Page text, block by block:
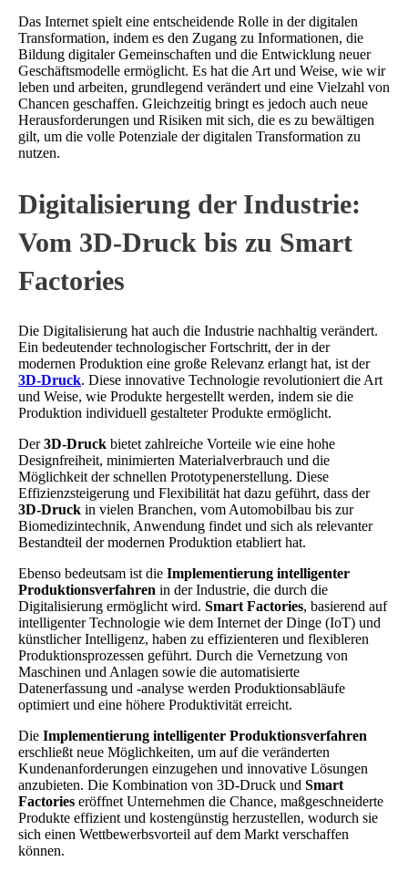
Das Internet spielt eine entscheidende Rolle in der digitalen
Transformation, indem es den Zugang zu Informationen, die
Bildung digitaler Gemeinschaften und die Entwicklung neuer
Geschäftsmodelle ermöglicht. Es hat die Art und Weise, wie wir
leben und arbeiten, grundlegend verändert und eine Vielzahl von
Chancen geschaffen. Gleichzeitig bringt es jedoch auch neue
Herausforderungen und Risiken mit sich, die es zu bewältigen
gilt, um die volle Potenziale der digitalen Transformation zu
nutzen.
Digitalisierung der Industrie:
Vom 3D-Druck bis zu Smart
Factories
Die Digitalisierung hat auch die Industrie nachhaltig verändert.
Ein bedeutender technologischer Fortschritt, der in der
modernen Produktion eine große Relevanz erlangt hat, ist der
3D-Druck. Diese innovative Technologie revolutioniert die Art
und Weise, wie Produkte hergestellt werden, indem sie die
Produktion individuell gestalteter Produkte ermöglicht.
Der3D-Druck bietet zahlreiche Vorteile wie eine hohe
Designfreiheit, minimierten Materialverbrauch und die
Möglichkeit der schnellen Prototypenerstellung. Diese
Effizienzsteigerung und Flexibilität hat dazu geführt, dass der
3D-Druck in vielen Branchen, vom Automobilbau bis zur
Biomedizintechnik, Anwendung findet und sich als relevanter
Bestandteil der modernen Produktion etabliert hat.
Ebenso bedeutsam ist die Implementierung intelligenter
Produktionsverfahren in der Industrie, die durch die
Digitalisierung ermöglicht wird. Smart Factories, basierend auf
intelligenter Technologie wie dem Internet der Dinge (IoT) und
künstlicher Intelligenz, haben zu effizienteren und flexibleren
Produktionsprozessen geführt. Durch die Vernetzung von
Maschinen und Anlagen sowie die automatisierte
Datenerfassung und -analyse werden Produktionsabläufe
optimiert und eine höhere Produktivität erreicht.
Die Implementierung intelligenter Produktionsverfahren
erschließt neue Möglichkeiten, um auf die veränderten
Kundenanforderungen einzugehen und innovative Lösungen
anzubieten. Die Kombination von 3D-Druck und Smart
Factories eröffnet Unternehmen die Chance, maßgeschneiderte
Produkte effizient und kostengünstig herzustellen, wodurch sie
sich einen Wettbewerbsvorteil auf dem Markt verschaffen
können.